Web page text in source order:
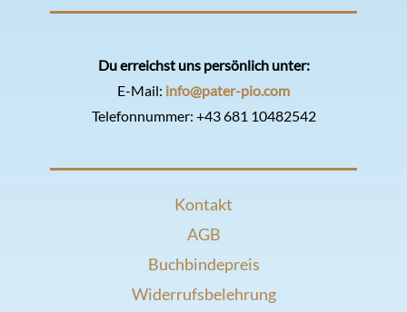
Du erreichst uns persönlich unter:
E-Mail: info@pater-pio.com
Telefonnummer: +43 681 10482542
Kontakt
AGB
Buchbindepreis
Widerrufsbelehrung